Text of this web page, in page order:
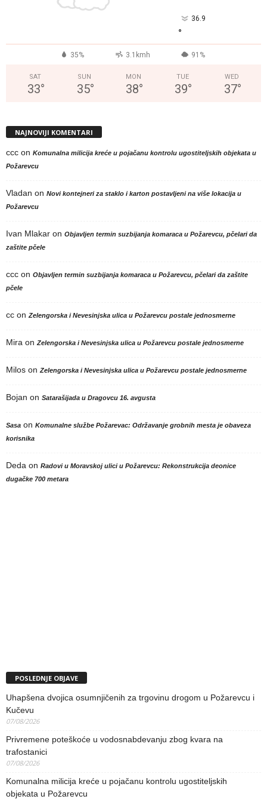
36.9
°
35% 3.1kmh 91%
SAT
33°
SUN
35°
MON
38°
TUE
39°
WED
37°
NAJNOVIJI KOMENTARI
ccc on Komunalna milicija kreće u pojačanu kontrolu ugostiteljskih objekata u
Požarevcu
Vladan on Novi kontejneri za staklo i karton postavljeni na više lokacija u
Požarevcu
Ivan Mlakar on Objavljen termin suzbijanja komaraca u Požarevcu, pčelari da
zaštite pčele
ccc on Objavljen termin suzbijanja komaraca u Požarevcu, pčelari da zaštite
pčele
cc onZelengorska i Nevesinjska ulica u Požarevcu postale jednosmerne
Mira onZelengorska i Nevesinjska ulica u Požarevcu postale jednosmerne
Milos onZelengorska i Nevesinjska ulica u Požarevcu postale jednosmerne
Bojan on Satarašijada u Dragovcu 16. avgusta
Sasa on Komunalne službe Požarevac: Održavanje grobnih mesta je obaveza
korisnika
Deda on Radovi u Moravskoj ulici u Požarevcu: Rekonstrukcija deonice
dugačke 700 metara
POSLEDNJE OBJAVE
Uhapšena dvojica osumnjičenih za trgovinu drogom u Požarevcu i
Kučevu
07/08/2026
Privremene poteškoće u vodosnabdevanju zbog kvara na
trafostanici
07/08/2026
Komunalna milicija kreće u pojačanu kontrolu ugostiteljskih
objekata u Požarevcu